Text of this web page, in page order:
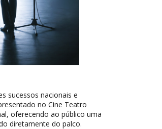
sucessos nacionais e
no Cine Teatro
oferecendo ao público uma
diretamente do palco.